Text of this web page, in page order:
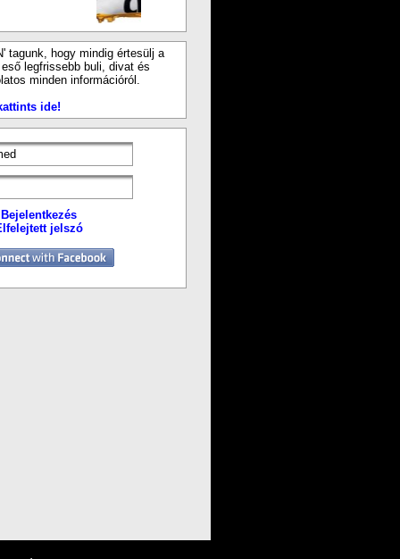
tagunk, hogy mindig értesülj a
legfrissebb buli, divat és
minden információról.
ide!
Bejelentkezés
jelszó